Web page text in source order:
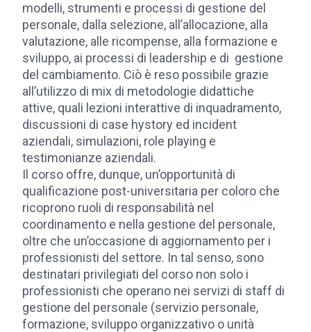
modelli, strumenti e processi di gestione del
personale, dalla selezione, all’allocazione, alla
valutazione, alle ricompense, alla formazione e
sviluppo, ai processi di leadership e di gestione
del cambiamento. Ciò è reso possibile grazie
all’utilizzo di mix di metodologie didattiche
attive, quali lezioni interattive di inquadramento,
discussioni di case hystory ed incident
aziendali, simulazioni, role playing e
testimonianze aziendali.
Il corso offre, dunque, un’opportunità di
qualificazione post-universitaria per coloro che
ricoprono ruoli di responsabilità nel
coordinamento e nella gestione del personale,
oltre che un’occasione di aggiornamento per i
professionisti del settore. In tal senso, sono
destinatari privilegiati del corso non solo i
professionisti che operano nei servizi di staff di
gestione del personale (servizio personale,
formazione, sviluppo organizzativo o unità